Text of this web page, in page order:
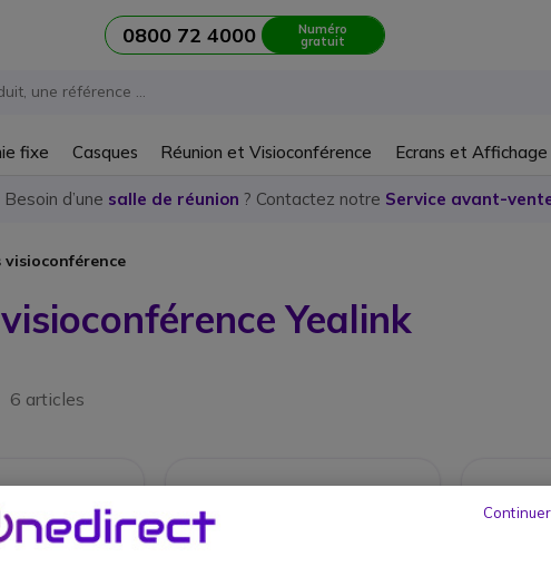
0800 72 4000 Numéro
gratuit
fixe Casques Réunion et Visioconférence Ecrans et
Besoin d’une salle de réunion ? Contactez notre Service avant-
visioconférence
Yealink
6 articles